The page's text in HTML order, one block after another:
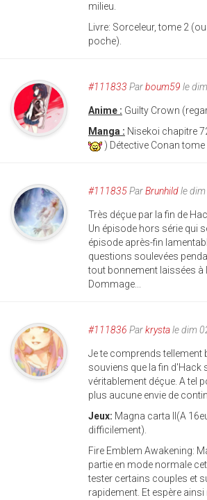
milieu.
Livre: Sorceleur, tome 2
poche).
#111833 Parboum59 le
Anime : Guilty Crown
Manga : Nisekoi chapitre
) Détective Conan tome
#111835ParBrunhildle
Très déçue par la fin de
Un épisode hors série qui
épisode après-fin
questions soulevées
tout bonnement laissées à
Dommage...
#111836 Parkrystale dim
Je te comprends tellement
souviens que la fin d'Hack
véritablement déçue. A tel
plus aucune envie de
Jeux: Magna carta II(A
difficilement).
Fire Emblem Awakening:
partie en mode normale
tester certains couples et
rapidement. Et espère ainsi